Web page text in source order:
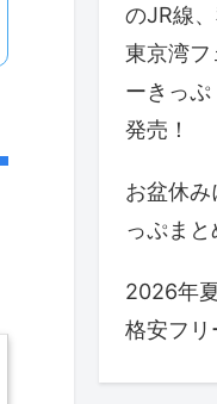
のJR線
東京湾フ
ーきっ
発売！
お盆休み
っぷまと
2026年
格安フリ